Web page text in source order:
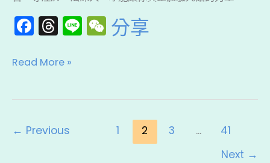
F
a
c
b
o
o
T
hr
e
d
s
Li
n
W
e
a
分享
Read More »
← Previous 1 2 3 ...
41
Next →